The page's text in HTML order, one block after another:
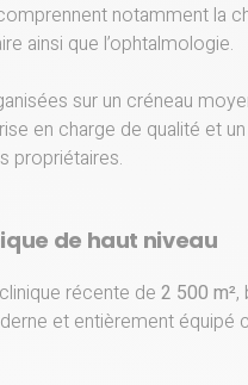
notamment la
ainsi que l’ophtalmologie.
sur un créneau
en charge de qualité et
propriétaires.
de haut niveau
récente de 2 500 m²,
et entièrement équipé